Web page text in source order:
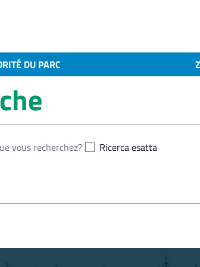
DU PARC
Ricerca esatta